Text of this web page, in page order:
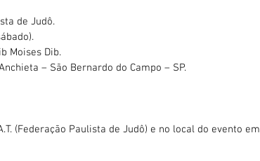
de Judô.
Moises Dib.
– São Bernardo do Campo – SP.
(Federação Paulista de Judô) e no local do evento em